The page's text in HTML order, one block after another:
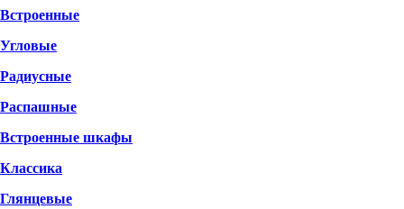
Встроенные
Угловые
Радиусные
Распашные
Встроенные шкафы
Классика
Глянцевые